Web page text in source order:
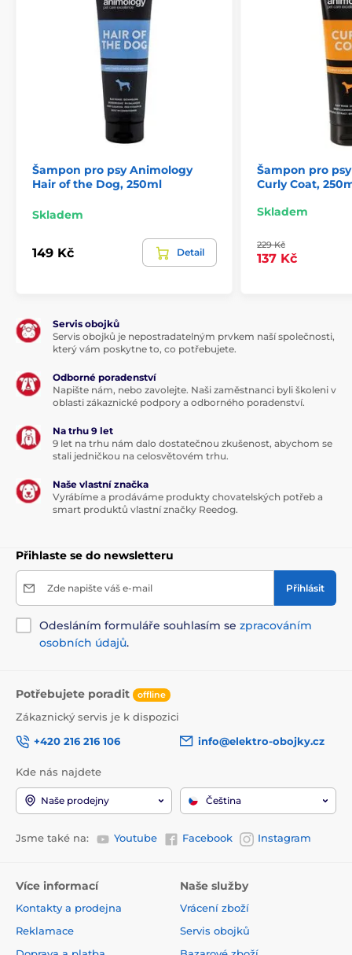
Šampon pro psy Animology
Hair of the Dog, 250ml
Skladem
149 Kč Detail
Šampon pro
Curly Coat,
Skladem
229 Kč
137 Kč
Servis obojků
Servis obojků je nepostradatelným prvkem naší společnosti,
který vám poskytne to, co potřebujete.
Odborné poradenství
Napište nám, nebo zavolejte. Naši zaměstnanci byli školeni v
oblasti zákaznické podpory a odborného poradenství.
Na trhu 9 let
9 let na trhu nám dalo dostatečnou zkušenost, abychom se
stali jedničkou na celosvětovém trhu.
Naše vlastní značka
Vyrábíme a prodáváme produkty chovatelských potřeb a
smart produktů vlastní značky Reedog.
Přihlaste se do newsletteru
Zde napište váš e-mail Přihlásit
Odesláním formuláře souhlasím se zpracováním
osobních údajů.
Potřebujete poradit offline
Zákaznický servis je k dispozici
+420 216 216 106
info@elektro-obojky.cz
Kde nás najdete
Naše prodejny Čeština
Jsme také na: Youtube Facebook Instagram
Více informací
Kontakty a prodejna
Reklamace
Naše služby
Vrácení zboží
Servis obojků